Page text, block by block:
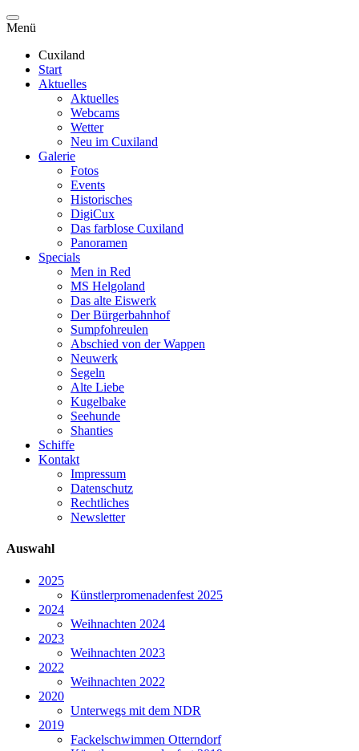
Menü
Cuxiland
Start
Aktuelles
Aktuelles
Webcams
Wetter
Neu im Cuxiland
Galerie
Fotos
Events
Historisches
DigiCux
Das farblose Cuxiland
Panoramen
Specials
Men in Red
MS Helgoland
Das alte Eiswerk
Der Bürgerbahnhof
Sumpfohreulen
Abschied von der Wappen
Neuwerk
Segeln
Alte Liebe
Kugelbake
Seehunde
Shanties
Schiffe
Kontakt
Impressum
Datenschutz
Rechtliches
Newsletter
Auswahl
2025
Künstlerpromenadenfest 2025
2024
Weihnachten 2024
2023
Weihnachten 2023
2022
Weihnachten 2022
2020
Unterwegs mit dem NDR
2019
Fackelschwimmen Otterndorf